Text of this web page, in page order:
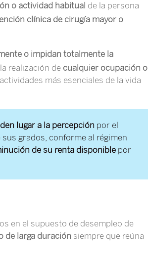
o actividad habitual de la persona
clínica de cirugía mayor o
o impidan totalmente la
realización de cualquier ocupación o
más esenciales de la vida
lugar a la percepción por el
grados, conforme al régimen
de su renta disponiblepor
en el supuesto de desempleo de
de larga duración siempre que reúna